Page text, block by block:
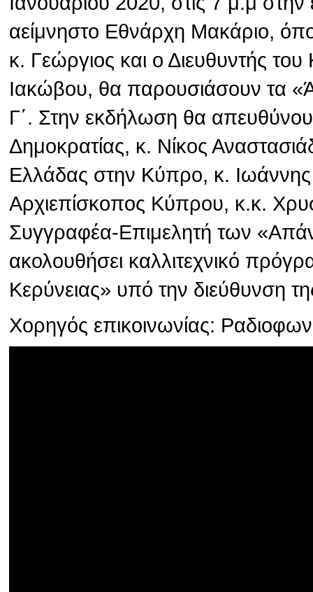
αείμνηστο Εθνάρχη Μακάριο,
κ. Γεώργιος και ο Διευθυντής
Ιακώβου, θα παρουσιάσουν τα
Γ΄. Στην εκδήλωση θα
Δημοκρατίας, κ. Νίκος
Ελλάδας στην Κύπρο, κ.
Αρχιεπίσκοπος Κύπρου, κ.κ.
Συγγραφέα-Επιμελητή των
ακολουθήσει καλλιτεχνικό
Κερύνειας» υπό την διεύθυνση
Χορηγός επικοινωνίας: